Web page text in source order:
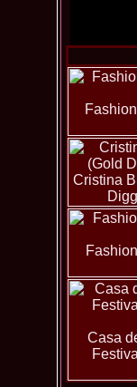
Cristina
Casa